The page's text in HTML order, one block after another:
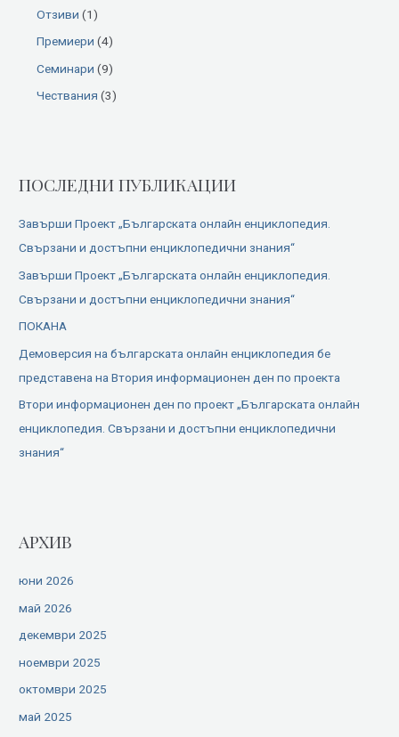
Отзиви (1)
Премиери (4)
Семинари (9)
Чествания (3)
ПОСЛЕДНИ ПУБЛИКАЦИИ
Завърши Проект „Българската онлайн енциклопедия.
Свързани и достъпни енциклопедични знания“
Завърши Проект „Българската онлайн енциклопедия.
Свързани и достъпни енциклопедични знания“
ПОКАНА
Демоверсия на българската онлайн енциклопедия бе
представена на Втория информационен ден по проекта
Втори информационен ден по проект „Българската онлайн
енциклопедия. Свързани и достъпни енциклопедични
знания“
АРХИВ
юни 2026
май 2026
декември 2025
ноември 2025
октомври 2025
май 2025